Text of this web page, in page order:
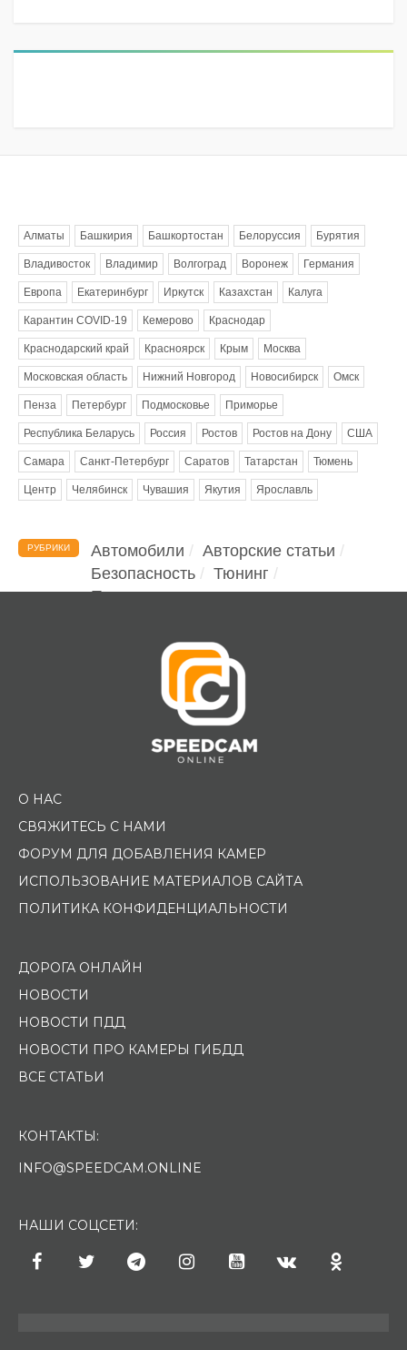
Алматы Башкирия Башкортостан Белоруссия Бурятия
Владивосток Владимир Волгоград Воронеж Германия
Европа Екатеринбург Иркутск Казахстан Калуга
Карантин COVID-19 Кемерово Краснодар
Краснодарский край Красноярск Крым Москва
Московская область Нижний Новгород Новосибирск Омск
Пенза Петербург Подмосковье Приморье
Республика Беларусь Россия Ростов Ростов на Дону США
Самара Санкт-Петербург Саратов Татарстан Тюмень
Центр Челябинск Чувашия Якутия Ярославль
РУБРИКИ Автомобили
Авторские статьи
Безопасность
Тюнинг
Помощь водителю
О НАС
СВЯЖИТЕСЬ С НАМИ
ФОРУМ ДЛЯ ДОБАВЛЕНИЯ КАМЕР
ИСПОЛЬЗОВАНИЕ МАТЕРИАЛОВ САЙТА
ПОЛИТИКА КОНФИДЕНЦИАЛЬНОСТИ
ДОРОГА ОНЛАЙН
НОВОСТИ
НОВОСТИ ПДД
НОВОСТИ ПРО КАМЕРЫ ГИБДД
ВСЕ СТАТЬИ
КОНТАКТЫ:
INFO@SPEEDCAM.ONLINE
НАШИ СОЦСЕТИ: